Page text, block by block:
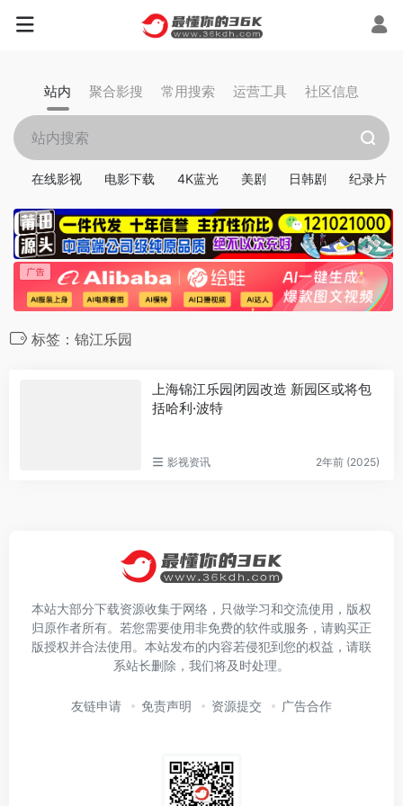
站内 聚合影搜 常用搜索 运营工具 社区信息
在线影视 电影下载 4K蓝光 美剧 日韩剧 纪录片
标签：锦江乐园
上海锦江乐园闭园改造 新园区或将包
括哈利·波特
影视资讯 2年前 (2025)
本站大部分下载资源收集于网络，只做学习和交流使用，版权
归原作者所有。若您需要使用非免费的软件或服务，请购买正
版授权并合法使用。本站发布的内容若侵犯到您的权益，请联
系站长删除，我们将及时处理。
友链申请 免责声明 资源提交 广告合作